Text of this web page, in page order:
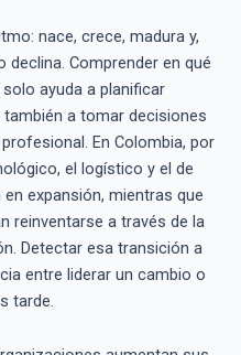
nace, crece, madura y,
Comprender en qué
ayuda a planificar
a tomar decisiones
En Colombia, por
el logístico y el de
expansión, mientras que
reinventarse a través de la
Detectar esa transición a
entre liderar un cambio o
tarde.